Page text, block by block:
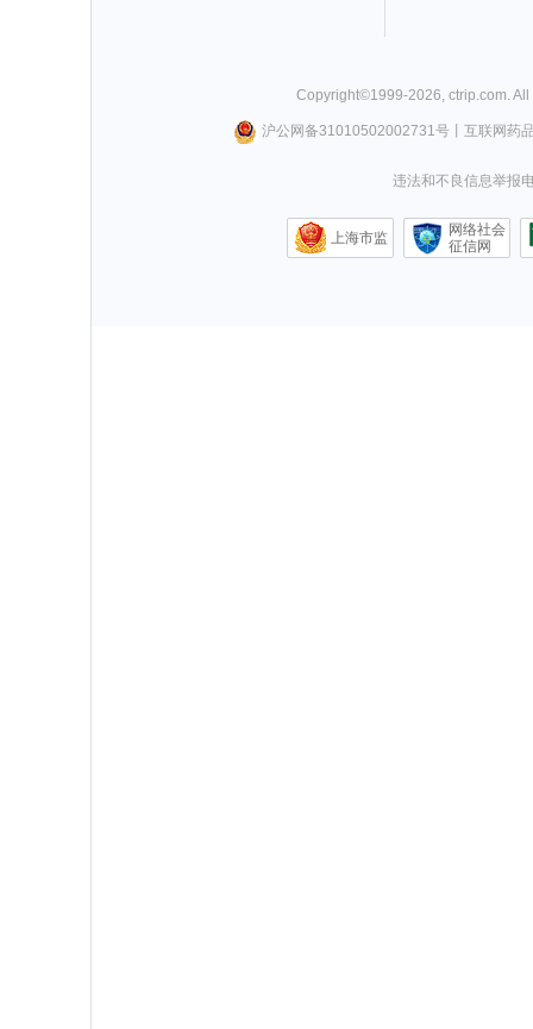
Copyright©1999-2026 ctrip.com .
沪公网备31010502002731号丨 互联网药
违法和不良信息举报
上海市监
网络社会
征信网